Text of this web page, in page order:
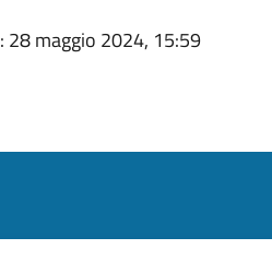
: 28 maggio 2024, 15:59